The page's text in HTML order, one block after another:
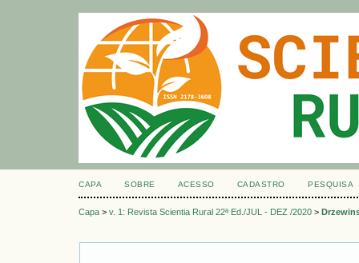
CAPA SOBRE ACESSO CADASTRO PESQUISA
Capa > v. 1: Revista Scientia Rural 22ª Ed./JUL - DEZ /2020 >